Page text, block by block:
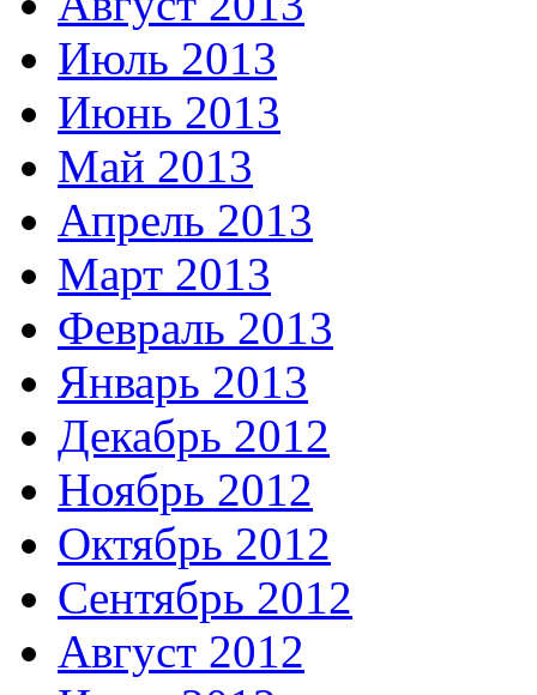
Июль 2013
Июнь 2013
Май 2013
Апрель 2013
Март 2013
Февраль 2013
Январь 2013
Декабрь 2012
Ноябрь 2012
Октябрь 2012
Сентябрь 2012
Август 2012